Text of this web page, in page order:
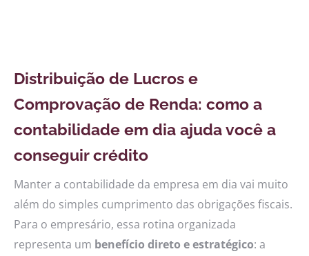
Distribuição de Lucros e
Comprovação de Renda: como a
contabilidade em dia ajuda você a
conseguir crédito
Manter a contabilidade da empresa em dia vai muito
além do simples cumprimento das obrigações fiscais.
Para o empresário, essa rotina organizada
representa um benefício direto e estratégico: a